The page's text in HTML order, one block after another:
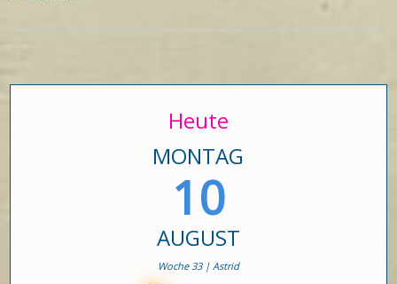
Heute
MONTAG
10
AUGUST
Woche 33 | Astrid